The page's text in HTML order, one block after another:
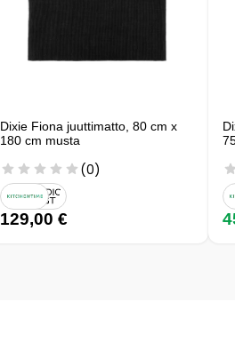
Dixie Fiona juuttimatto, 80 cm x
180 cm musta
(0)
129,00 €